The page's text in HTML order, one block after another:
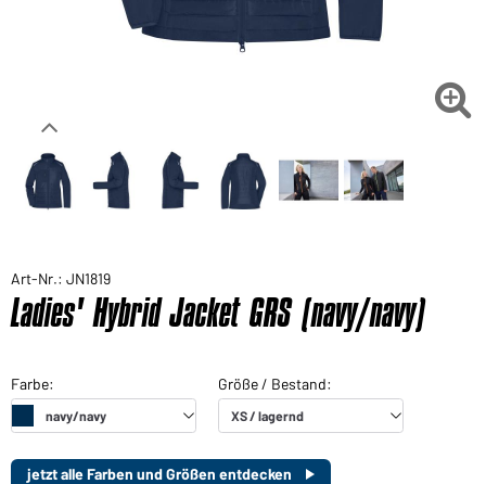

Art-Nr.: JN1819
Ladies' Hybrid Jacket GRS (navy/navy)
jetzt alle Farben und Größen entdecken